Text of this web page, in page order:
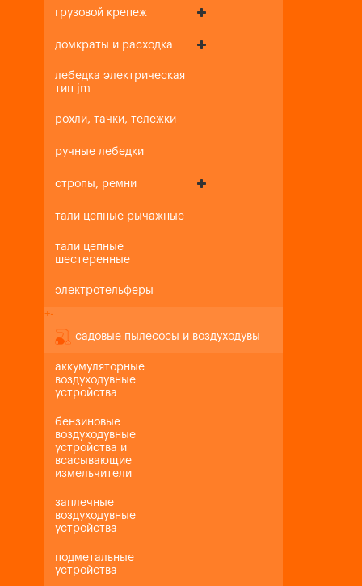
грузовой крепеж
домкраты и расходка
лебедка электрическая
тип jm
рохли, тачки, тележки
ручные лебедки
стропы, ремни
тали цепные рычажные
тали цепные
шестеренные
электротельферы
+-
садовые пылесосы и воздуходувы
аккумуляторные
воздуходувные
устройства
бензиновые
воздуходувные
устройства и
всасывающие
измельчители
заплечные
воздуходувные
устройства
подметальные
устройства